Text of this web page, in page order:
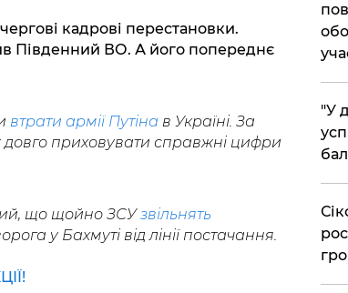
кадрові перестановки.
Південний ВО. А його попереднє
втрати армії Путіна в Україні. За
довго приховувати справжні цифри
що щойно ЗСУзвільнять
у Бахмуті від лінії постачання.
​"У